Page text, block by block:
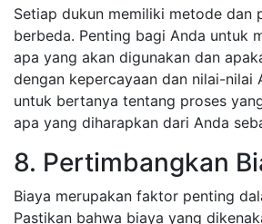
Setiap dukun memiliki metode dan
berbeda. Penting bagi Anda untuk
apa yang akan digunakan dan
dengan kepercayaan dan nilai-nilai
untuk bertanya tentang proses
apa yang diharapkan dari Anda
8. Pertimbangkan
Biaya merupakan faktor penting
Pastikan bahwa biaya yang